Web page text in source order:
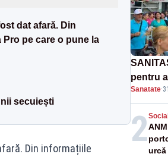
dat afară. Din
pe care o pune la
secuiești
Din informațiile
pentru
Sanatate·
2Social
urcă